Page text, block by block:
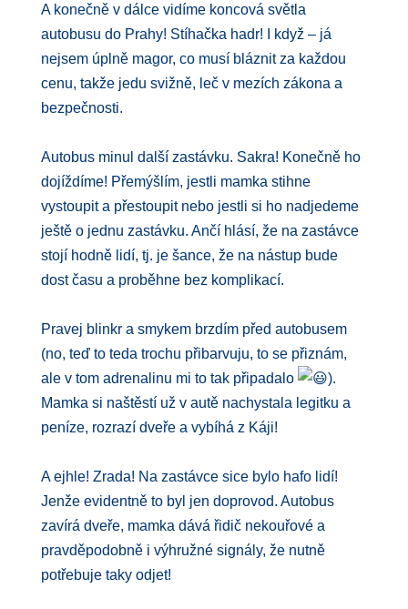
A konečně v dálce vidíme koncová světla
autobusu do Prahy! Stíhačka hadr! I když – já
nejsem úplně magor, co musí bláznit za každou
cenu, takže jedu svižně, leč v mezích zákona a
bezpečnosti.
Autobus minul další zastávku. Sakra! Konečně ho
dojíždíme! Přemýšlím, jestli mamka stihne
vystoupit a přestoupit nebo jestli si ho nadjedeme
ještě o jednu zastávku. Ančí hlásí, že na zastávce
stojí hodně lidí, tj. je šance, že na nástup bude
dost času a proběhne bez komplikací.
Pravej blinkr a smykem brzdím před autobusem
(no, teď to teda trochu přibarvuju, to se přiznám,
ale v tom adrenalinu mi to tak připadalo
).
Mamka si naštěstí už v autě nachystala legitku a
peníze, rozrazí dveře a vybíhá z Káji!
A ejhle! Zrada! Na zastávce sice bylo hafo lidí!
Jenže evidentně to byl jen doprovod. Autobus
zavírá dveře, mamka dává řidič nekouřové a
pravděpodobně i výhružné signály, že nutně
potřebuje taky odjet!